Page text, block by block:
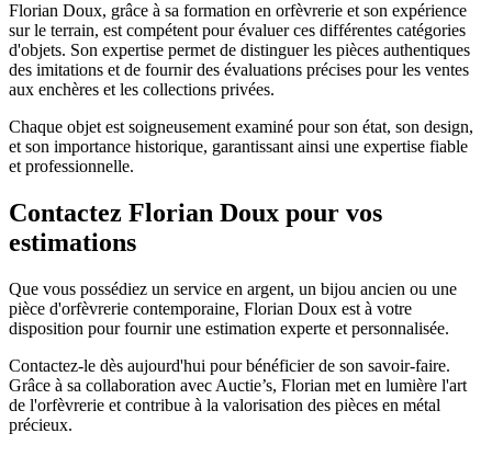
Florian Doux, grâce à sa formation en orfèvrerie et son expérience
sur le terrain, est compétent pour évaluer ces différentes catégories
d'objets. Son expertise permet de distinguer les pièces authentiques
des imitations et de fournir des évaluations précises pour les ventes
aux enchères et les collections privées.
Chaque objet est soigneusement examiné pour son état, son design,
et son importance historique, garantissant ainsi une expertise fiable
et professionnelle.
Contactez Florian Doux pour vos
estimations
Que vous possédiez un service en argent, un bijou ancien ou une
pièce d'orfèvrerie contemporaine, Florian Doux est à votre
disposition pour fournir une estimation experte et personnalisée.
Contactez-le dès aujourd'hui pour bénéficier de son savoir-faire.
Grâce à sa collaboration avec Auctie’s, Florian met en lumière l'art
de l'orfèvrerie et contribue à la valorisation des pièces en métal
précieux.